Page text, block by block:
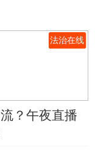
法治在线
？午夜直播